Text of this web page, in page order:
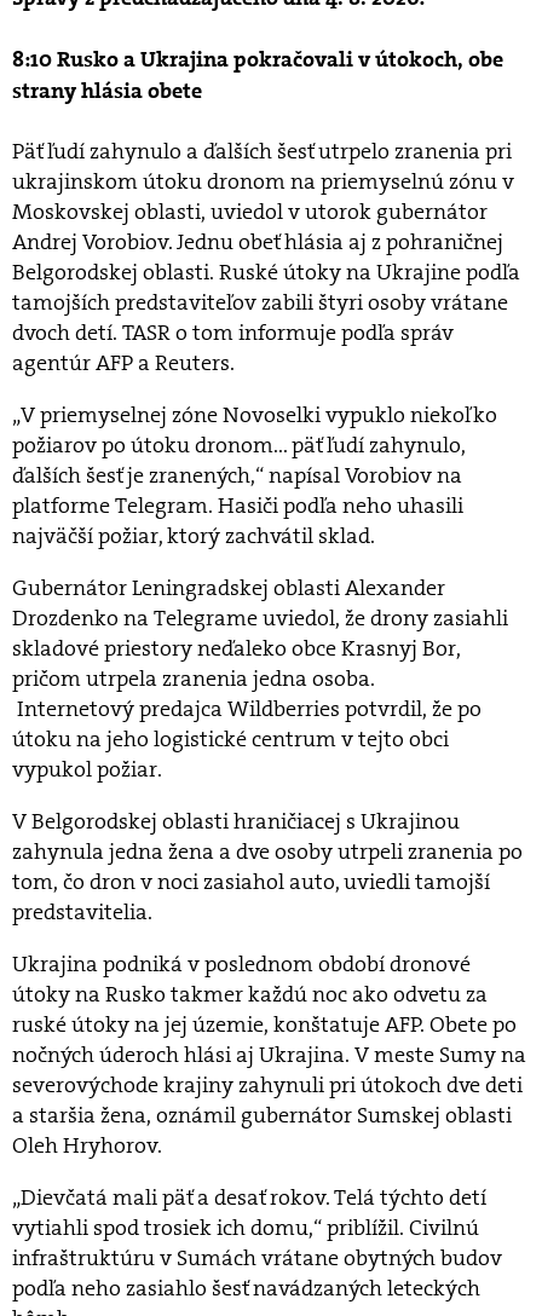
8:10 Rusko a Ukrajina pokračovali v útokoch, obe
strany hlásia obete
Päť ľudí zahynulo a ďalších šesť utrpelo zranenia pri
ukrajinskom útoku dronom na priemyselnú zónu v
Moskovskej oblasti, uviedol v utorok gubernátor
Andrej Vorobiov. Jednu obeť hlásia aj z pohraničnej
Belgorodskej oblasti. Ruské útoky na Ukrajine podľa
tamojších predstaviteľov zabili štyri osoby vrátane
dvoch detí. TASR o tom informuje podľa správ
agentúr AFP a Reuters.
„V priemyselnej zóne Novoselki vypuklo niekoľko
požiarov po útoku dronom... päť ľudí zahynulo,
ďalších šesť je zranených,“ napísal Vorobiov na
platforme Telegram. Hasiči podľa neho uhasili
najväčší požiar, ktorý zachvátil sklad.
Gubernátor Leningradskej oblasti Alexander
Drozdenko na Telegrame uviedol, že drony zasiahli
skladové priestory neďaleko obce Krasnyj Bor,
pričom utrpela zranenia jedna osoba.
Internetový predajca Wildberries potvrdil, že po
útoku na jeho logistické centrum v tejto obci
vypukol požiar.
V Belgorodskej oblasti hraničiacej s Ukrajinou
zahynula jedna žena a dve osoby utrpeli zranenia po
tom, čo dron v noci zasiahol auto, uviedli tamojší
predstavitelia.
Ukrajina podniká v poslednom období dronové
útoky na Rusko takmer každú noc ako odvetu za
ruské útoky na jej územie, konštatuje AFP. Obete po
nočných úderoch hlási aj Ukrajina. V meste Sumy na
severovýchode krajiny zahynuli pri útokoch dve deti
a staršia žena, oznámil gubernátor Sumskej oblasti
Oleh Hryhorov.
„Dievčatá mali päť a desať rokov. Telá týchto detí
vytiahli spod trosiek ich domu,“ priblížil. Civilnú
infraštruktúru v Sumách vrátane obytných budov
podľa neho zasiahlo šesť navádzaných leteckých